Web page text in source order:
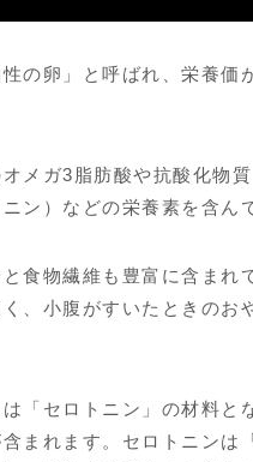
の卵」と呼ばれ、栄養価
メガ3脂肪酸や抗酸化物質
ン）などの栄養素を含ん
食物繊維も豊富に含まれ
、小腹がすいたときのお
「セロトニン」の材料と
まれます。セロトニンは